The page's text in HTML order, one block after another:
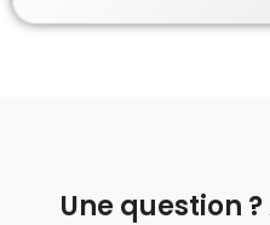
Une question